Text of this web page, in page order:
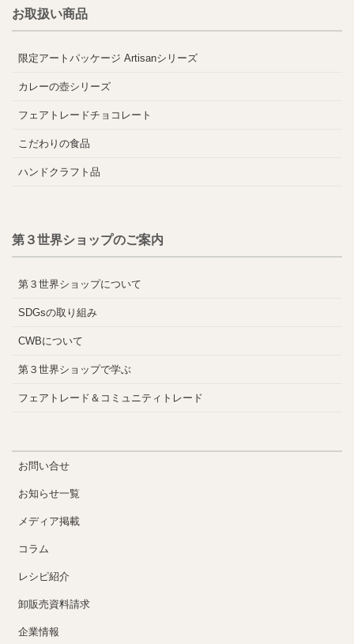
お取扱い商品
限定アートパッケージ Artisanシリーズ
カレーの壺シリーズ
フェアトレードチョコレート
こだわりの食品
ハンドクラフト品
第３世界ショップのご案内
第３世界ショップについて
SDGsの取り組み
CWBについて
第３世界ショップで学ぶ
フェアトレード＆コミュニティトレード
お問い合せ
お知らせ一覧
メディア掲載
コラム
レシピ紹介
卸販売資料請求
企業情報